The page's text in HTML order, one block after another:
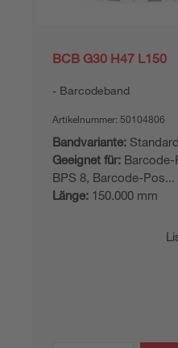
BCB G30 H47 L150
Barcodeband
Artikelnummer: 50104806
Bandvariante:
Geeignet für: Barcode-
BPS 8, Barcode-Pos...
Länge: 150.000 mm